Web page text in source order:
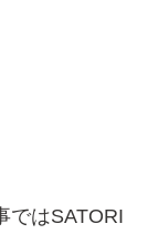
ではSATORI